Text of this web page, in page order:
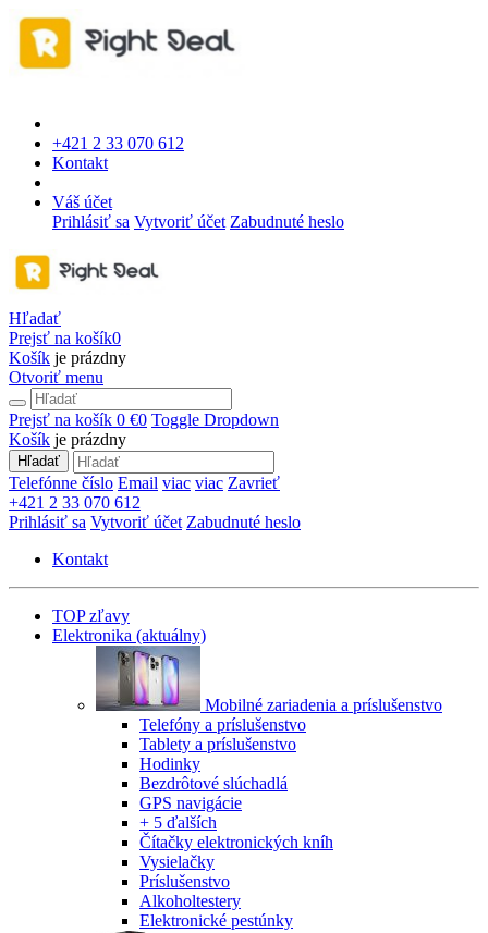
+421 2 33 070 612
Kontakt
Váš účet
Prihlásiť sa Vytvoriť účet Zabudnuté heslo
Hľadať
Prejsť na košík0
Košík je prázdny
Otvoriť menu
Prejsť na košík 0 €0 Toggle Dropdown
Košík je prázdny
Hľadať
Telefónne číslo Email viac viac Zavrieť
+421 2 33 070 612
Prihlásiť sa Vytvoriť účet Zabudnuté heslo
Kontakt
TOP zľavy
Elektronika (aktuálny)
Mobilné zariadenia a príslušenstvo
Telefóny a príslušenstvo
Tablety a príslušenstvo
Hodinky
Bezdrôtové slúchadlá
GPS navigácie
+ 5 ďalších
Čítačky elektronických kníh
Vysielačky
Príslušenstvo
Alkoholtestery
Elektronické pestúnky